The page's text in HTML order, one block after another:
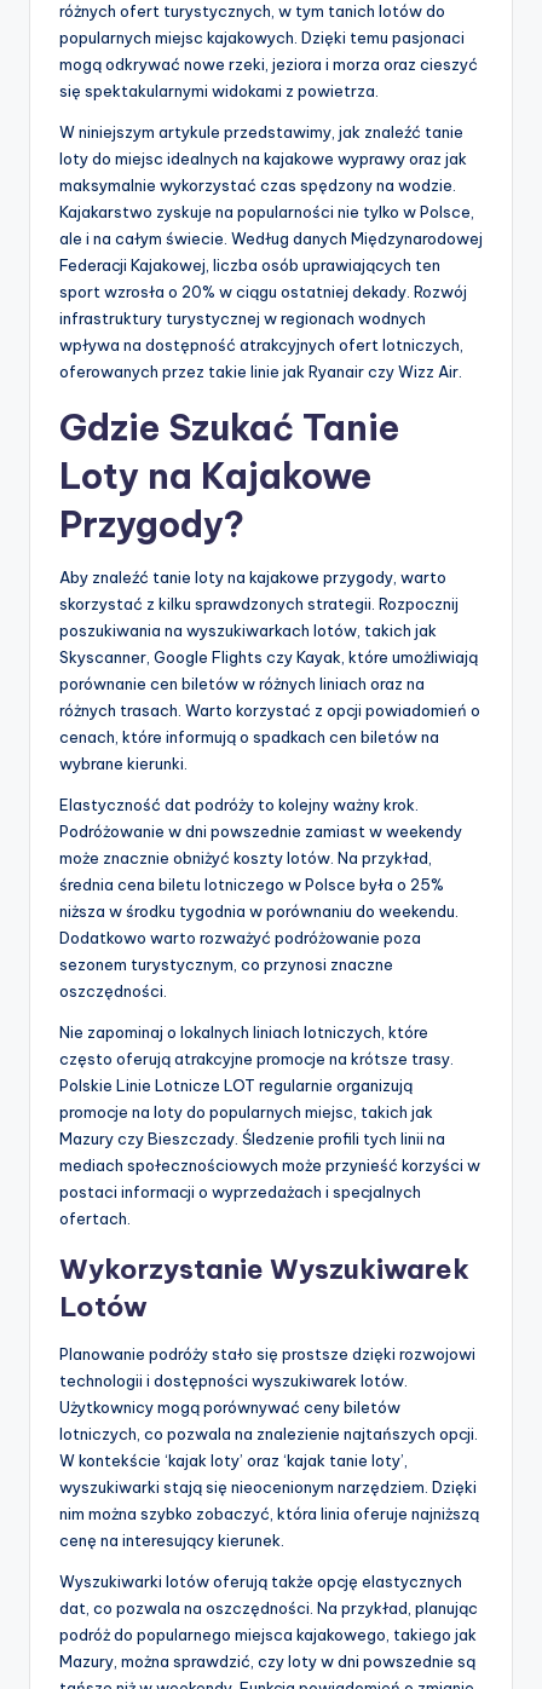
różnych ofert turystycznych, w tym tanich lotów do
popularnych miejsc kajakowych. Dzięki temu pasjonaci
mogą odkrywać nowe rzeki, jeziora i morza oraz cieszyć
się spektakularnymi widokami z powietrza.
W niniejszym artykule przedstawimy, jak znaleźć tanie
loty do miejsc idealnych na kajakowe wyprawy oraz jak
maksymalnie wykorzystać czas spędzony na wodzie.
Kajakarstwo zyskuje na popularności nie tylko w Polsce,
ale i na całym świecie. Według danych Międzynarodowej
Federacji Kajakowej, liczba osób uprawiających ten
sport wzrosła o 20% w ciągu ostatniej dekady. Rozwój
infrastruktury turystycznej w regionach wodnych
wpływa na dostępność atrakcyjnych ofert lotniczych,
oferowanych przez takie linie jak Ryanair czy Wizz Air.
Gdzie Szukać Tanie
Loty na Kajakowe
Przygody?
Aby znaleźć tanie loty na kajakowe przygody, warto
skorzystać z kilku sprawdzonych strategii. Rozpocznij
poszukiwania na wyszukiwarkach lotów, takich jak
Skyscanner, Google Flights czy Kayak, które umożliwiają
porównanie cen biletów w różnych liniach oraz na
różnych trasach. Warto korzystać z opcji powiadomień o
cenach, które informują o spadkach cen biletów na
wybrane kierunki.
Elastyczność dat podróży to kolejny ważny krok.
Podróżowanie w dni powszednie zamiast w weekendy
może znacznie obniżyć koszty lotów. Na przykład,
średnia cena biletu lotniczego w Polsce była o 25%
niższa w środku tygodnia w porównaniu do weekendu.
Dodatkowo warto rozważyć podróżowanie poza
sezonem turystycznym, co przynosi znaczne
oszczędności.
Nie zapominaj o lokalnych liniach lotniczych, które
często oferują atrakcyjne promocje na krótsze trasy.
Polskie Linie Lotnicze LOT regularnie organizują
promocje na loty do popularnych miejsc, takich jak
Mazury czy Bieszczady. Śledzenie profili tych linii na
mediach społecznościowych może przynieść korzyści w
postaci informacji o wyprzedażach i specjalnych
ofertach.
Wykorzystanie Wyszukiwarek
Lotów
Planowanie podróży stało się prostsze dzięki rozwojowi
technologii i dostępności wyszukiwarek lotów.
Użytkownicy mogą porównywać ceny biletów
lotniczych, co pozwala na znalezienie najtańszych opcji.
W kontekście ‘kajak loty’ oraz ‘kajak tanie loty’,
wyszukiwarki stają się nieocenionym narzędziem. Dzięki
nim można szybko zobaczyć, która linia oferuje najniższą
cenę na interesujący kierunek.
Wyszukiwarki lotów oferują także opcję elastycznych
dat, co pozwala na oszczędności. Na przykład, planując
podróż do popularnego miejsca kajakowego, takiego jak
Mazury, można sprawdzić, czy loty w dni powszednie są